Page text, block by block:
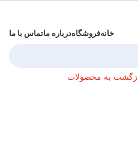
خانهفروشگاهدرباره ماتماس با ما
به محصولات